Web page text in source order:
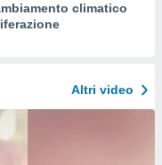
climatico
Altri video